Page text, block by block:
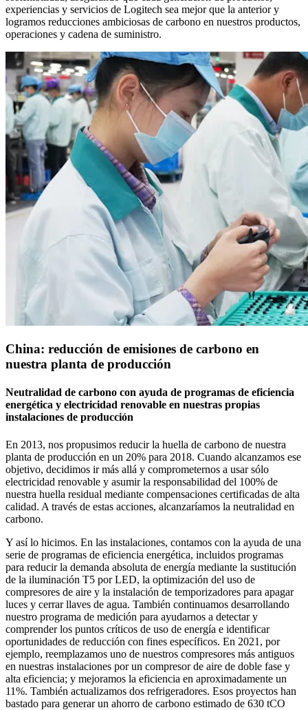
experiencias y servicios de Logitech sea mejor que la anterior y
logramos reducciones ambiciosas de carbono en nuestros productos,
operaciones y cadena de suministro.
China: reducción de emisiones de carbono en
nuestra planta de producción
Neutralidad de carbono con ayuda de programas de eficiencia
energética y electricidad renovable en nuestras propias
instalaciones de producción
En 2013, nos propusimos reducir la huella de carbono de nuestra
planta de producción en un 20% para 2018. Cuando alcanzamos ese
objetivo, decidimos ir más allá y comprometernos a usar sólo
electricidad renovable y asumir la responsabilidad del 100% de
nuestra huella residual mediante compensaciones certificadas de alta
calidad. A través de estas acciones, alcanzaríamos la neutralidad en
carbono.
Y así lo hicimos. En las instalaciones, contamos con la ayuda de una
serie de programas de eficiencia energética, incluidos programas
para reducir la demanda absoluta de energía mediante la sustitución
de la iluminación T5 por LED, la optimización del uso de
compresores de aire y la instalación de temporizadores para apagar
luces y cerrar llaves de agua. También continuamos desarrollando
nuestro programa de medición para ayudarnos a detectar y
comprender los puntos críticos de uso de energía e identificar
oportunidades de reducción con fines específicos. En 2021, por
ejemplo, reemplazamos uno de nuestros compresores más antiguos
en nuestras instalaciones por un compresor de aire de doble fase y
alta eficiencia; y mejoramos la eficiencia en aproximadamente un
11%. También actualizamos dos refrigeradores. Esos proyectos han
bastado para generar un ahorro de carbono estimado de 630 tCO